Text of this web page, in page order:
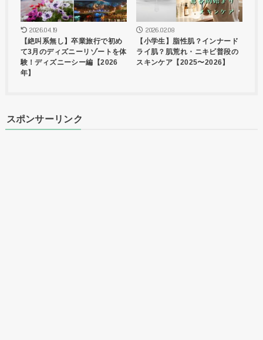
2026.04.19
【絶叫系無し】卒業旅行で初め
て3月のディズニーリゾートを体
験！ディズニーシー編【2026
年】
2026.02.08
【小学生】脂性肌？インナード
ライ肌？肌荒れ・ニキビ普段の
スキンケア【2025〜2026】
スポンサーリンク